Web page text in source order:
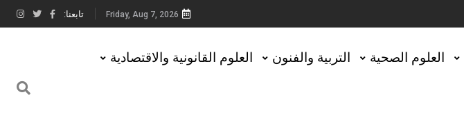
Friday, Aug 7, 2026 تابعنا:
العلوم الصحية التربية والفنون العلوم القانونية والاقتصادية